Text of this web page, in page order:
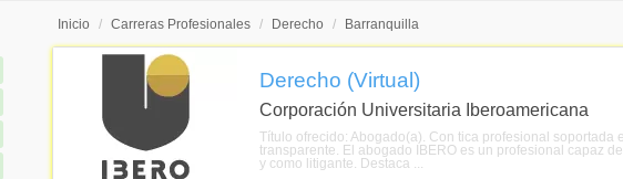
Inicio / Carreras Profesionales / Derecho / Barranquilla
Derecho (Virtual)
Corporación Universitaria Iberoamericana
Título ofrecido: Abogado(a). Con tica profesional
transparente. El abogado IBERO es un profesional capaz
y como litigante. Destaca ...